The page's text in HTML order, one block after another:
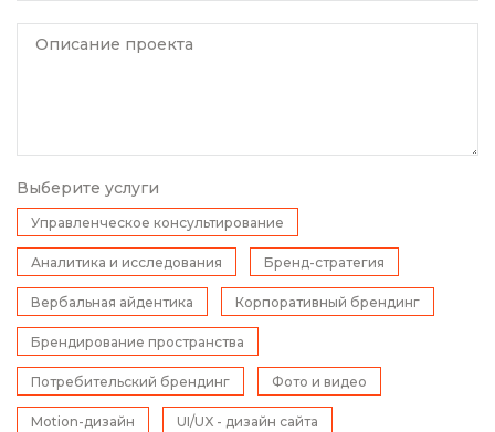
Описание проекта
Выберите услуги
Управленческое консультирование
Аналитика и исследования Бренд-стратегия
Вербальная айдентика Корпоративный брендинг
Брендирование пространства
Потребительский брендинг Фото и видео
Motion-дизайн UI/UX - дизайн сайта